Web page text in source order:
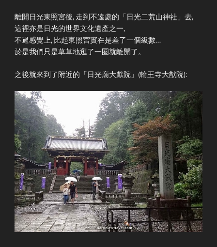
離開日光東照宮後, 走到不遠處的「日光二荒山神社」去,
這裡亦是日光的世界文化遺產之一,
不過感覺上, 比起東照宮實在是差了一個級數…
於是我們只是草草地逛了一圈就離開了。
之後就來到了附近的「日光廟大獻院」(輪王寺大猷院):